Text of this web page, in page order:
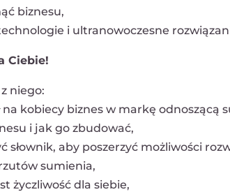
biznesu,
i ultranowoczesne
Ciebie!
niego:
kobiecy biznes w markę odnoszącą
i jak go zbudować,
słownik, aby poszerzyć możliwości
sumienia,
życzliwość dla siebie,